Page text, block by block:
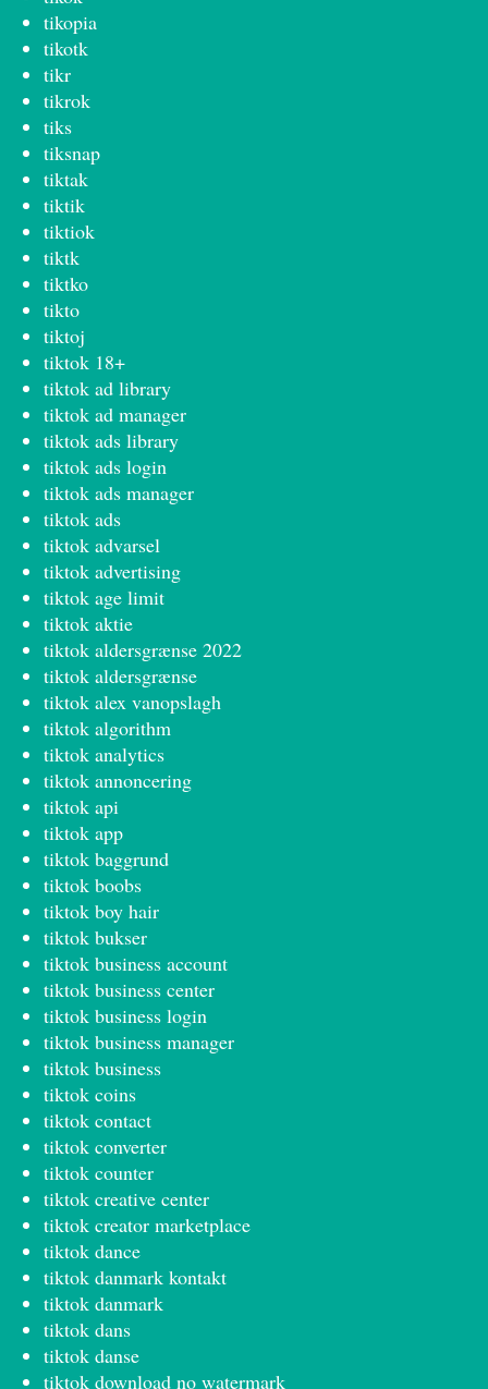
tikopia
tikotk
tikr
tikrok
tiks
tiksnap
tiktak
tiktik
tiktiok
tiktk
tiktko
tikto
tiktoj
tiktok 18+
tiktok ad library
tiktok ad manager
tiktok ads library
tiktok ads login
tiktok ads manager
tiktok ads
tiktok advarsel
tiktok advertising
tiktok age limit
tiktok aktie
tiktok aldersgrænse 2022
tiktok aldersgrænse
tiktok alex vanopslagh
tiktok algorithm
tiktok analytics
tiktok annoncering
tiktok api
tiktok app
tiktok baggrund
tiktok boobs
tiktok boy hair
tiktok bukser
tiktok business account
tiktok business center
tiktok business login
tiktok business manager
tiktok business
tiktok coins
tiktok contact
tiktok converter
tiktok counter
tiktok creative center
tiktok creator marketplace
tiktok dance
tiktok danmark kontakt
tiktok danmark
tiktok dans
tiktok danse
tiktok download no watermark